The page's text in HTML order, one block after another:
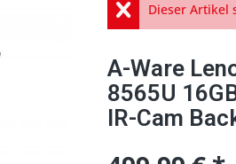
Dieser Artikel
A-Ware
8565U
IR-Cam